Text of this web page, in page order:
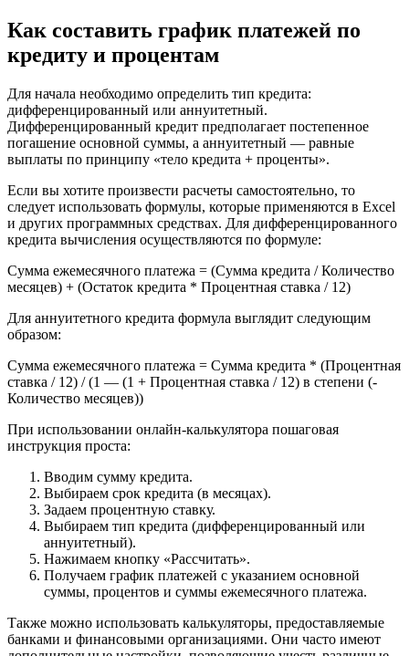
Как составить график платежей по
кредиту и процентам
Для начала необходимо определить тип кредита:
дифференцированный или аннуитетный.
Дифференцированный кредит предполагает постепенное
погашение основной суммы, а аннуитетный — равные
выплаты по принципу «тело кредита + проценты».
Если вы хотите произвести расчеты самостоятельно, то
следует использовать формулы, которые применяются в Excel
и других программных средствах. Для дифференцированного
кредита вычисления осуществляются по формуле:
Сумма ежемесячного платежа = (Сумма кредита / Количество
месяцев) + (Остаток кредита * Процентная ставка / 12)
Для аннуитетного кредита формула выглядит следующим
образом:
Сумма ежемесячного платежа = Сумма кредита * (Процентная
ставка / 12) / (1 — (1 + Процентная ставка / 12) в степени (-
Количество месяцев))
При использовании онлайн-калькулятора пошаговая
инструкция проста:
Вводим сумму кредита.
Выбираем срок кредита (в месяцах).
Задаем процентную ставку.
Выбираем тип кредита (дифференцированный или
аннуитетный).
Нажимаем кнопку «Рассчитать».
Получаем график платежей с указанием основной
суммы, процентов и суммы ежемесячного платежа.
Также можно использовать калькуляторы, предоставляемые
банками и финансовыми организациями. Они часто имеют